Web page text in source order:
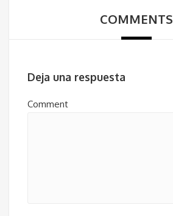
COMMENTS
Deja una respuesta
Comment